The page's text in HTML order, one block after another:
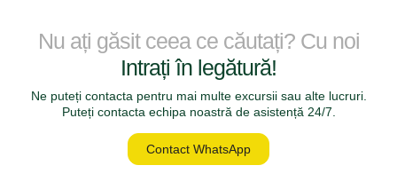
Nu ați găsit ceea ce căutați? Cu noi
Intrați în legătură!
Ne puteți contacta pentru mai multe excursii sau alte lucruri.
Puteți contacta echipa noastră de asistență 24/7.
Contact WhatsApp